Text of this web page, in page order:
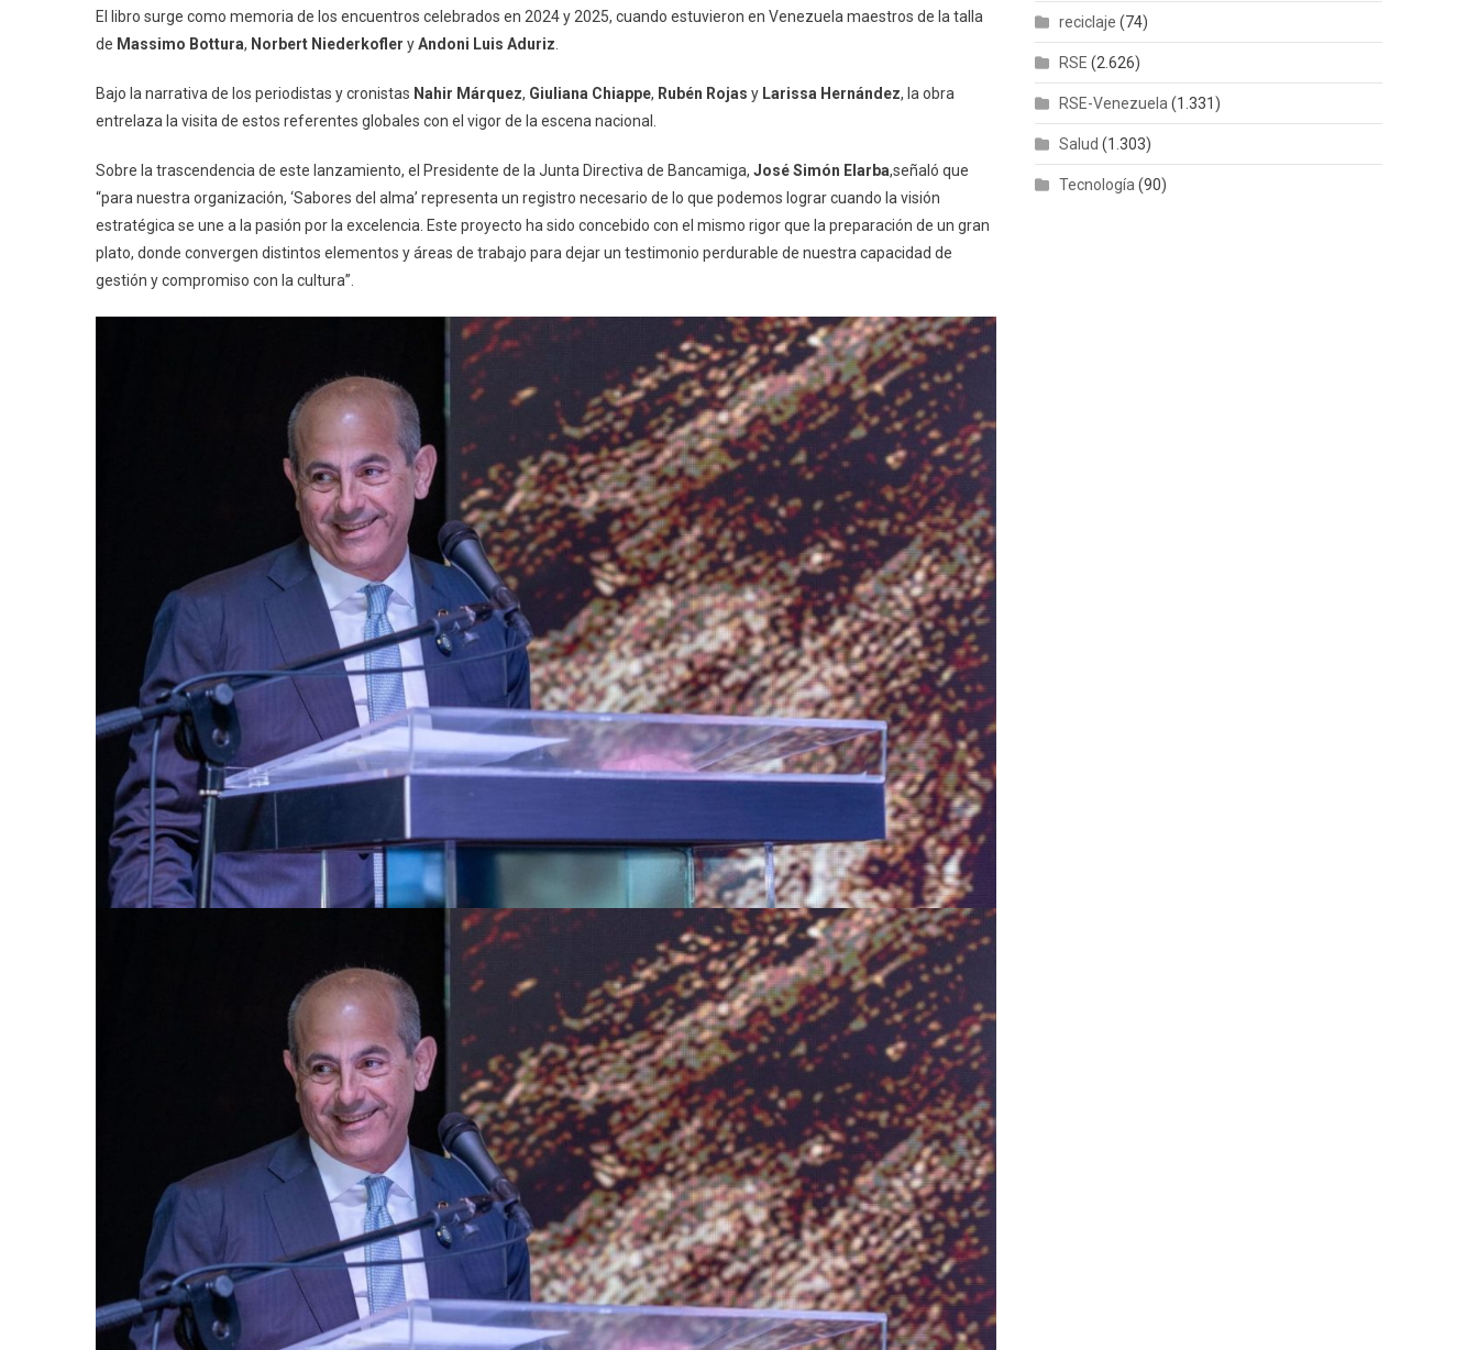
El libro surge como memoria de los encuentros celebrados en 2024 y 2025, cuando estuvieron en Venezuela maestros de la talla
de Massimo Bottura, Norbert Niederkofler yAndoni Luis Aduriz
Bajo la narrativa de los periodistas y cronistas Nahir Márquez, Giuliana Chiappe, Rubén Rojas y Larissa Hernández, la obra
entrelaza la visita de estos referentes globales con el vigor de la escena nacional.
Sobre la trascendencia de este lanzamiento, el Presidente de la Junta Directiva de Bancamiga, José Simón Elarba,señaló que
“para nuestra organización, ‘Sabores del alma’ representa un registro necesario de lo que podemos lograr cuando la visión
estratégica se une a la pasión por la excelencia. Este proyecto ha sido concebido con el mismo rigor que la preparación de un gran
plato, donde convergen distintos elementos y áreas de trabajo para dejar un testimonio perdurable de nuestra capacidad de
gestión y compromiso con la cultura”.
reciclaje (74)
RSE (2.626)
RSE-Venezuela (1.331)
Salud (1.303)
Tecnología (90)